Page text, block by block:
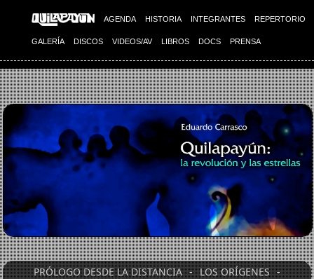
AGENDA HISTORIA INTEGRANTES REPERTORIO
GALERÍA DISCOS VIDEOS/AV LIBROS DOCS PRENSA
PRÓLOGO DESDE LA DISTANCIA - LOS ORÍGENES -